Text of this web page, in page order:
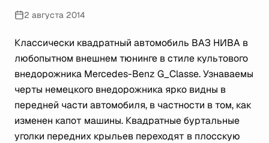
2 августа 2014
Классически квадратный автомобиль ВАЗ НИВА в
любопытном внешнем тюнинге в стиле культового
внедорожника Mercedes-Benz G_Classe. Узнаваемы
черты немецкого внедорожника ярко видны в
передней части автомобиля, в частности в том, как
изменен капот машины. Квадратные буртальные
уголки передних крыльев переходят в плосскую